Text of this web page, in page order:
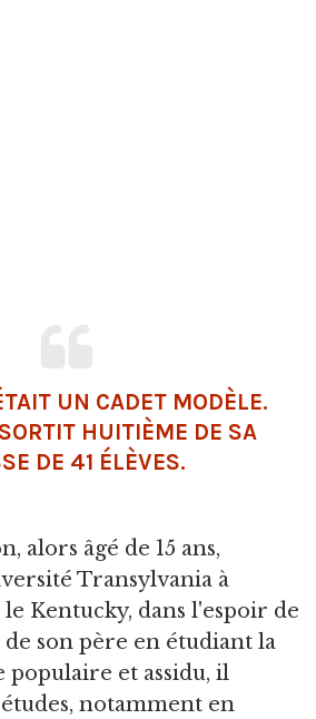
UN CADET MODÈLE.
HUITIÈME DE SA
DE 41 ÉLÈVES.
alors âgé de 15 ans,
Transylvania à
Kentucky, dans l'espoir de
de son père en étudiant la
populaire et assidu, il
études, notamment en